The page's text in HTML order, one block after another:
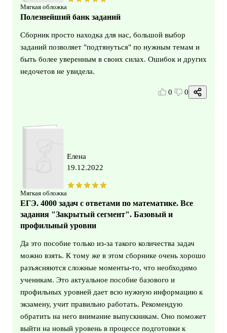
Мягкая обложка
Полезнейший банк заданий
Сборник просто находка для нас, большой выбор
заданий позволяет "подтянуться" по нужным темам и
быть более уверенным в своих силах. Ошибок и других
недочетов не увидела.
0 0
Мягкая обложка
Елена
19.12.2022
ЕГЭ. 4000 задач с ответами по математике. Все
задания "Закрытый сегмент". Базовый и
профильный уровни
Да это пособие только из-за такого количества задач
можно взять. К тому же в этом сборнике очень хорошо
разъясняются сложные моменты-то, что необходимо
ученикам. Это актуальное пособие базового и
профильных уровней дает всю нужную информацию к
экзамену, учит правильно работать. Рекомендую
обратить на него внимание выпускникам. Оно поможет
выйти на новый уровень в процессе подготовки к